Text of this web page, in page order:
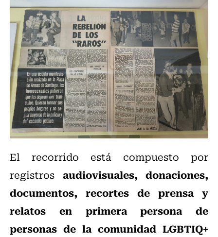
El recorrido está compuesto por
registros audiovisuales, donaciones,
documentos, recortes de prensa y
relatos en primera persona de
personas de la comunidad LGBTIQ+